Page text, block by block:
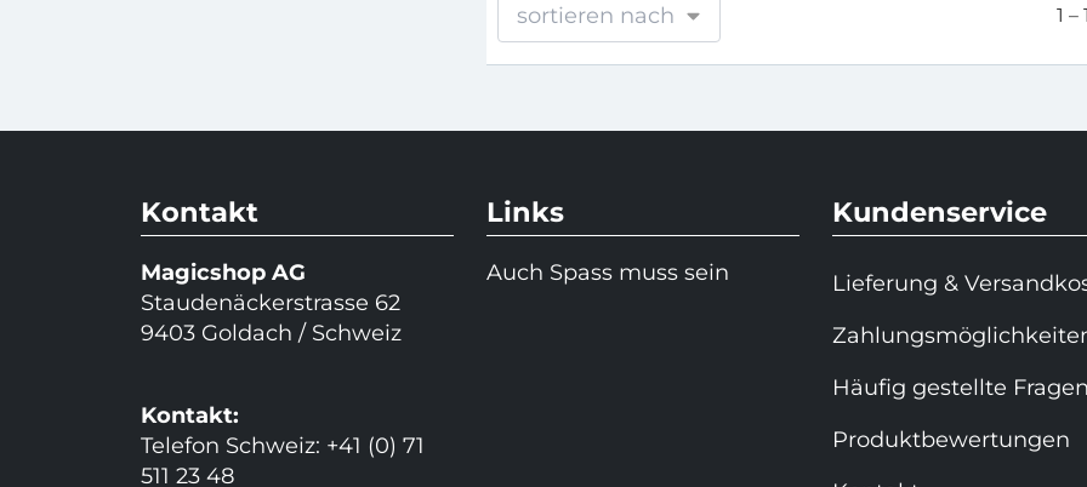
sortieren nach 1 –
Kontakt
Magicshop AG
Staudenäckerstrasse 62
9403 Goldach / Schweiz
Kontakt:
Telefon Schweiz: +41 (0) 71
511 23 48
Links
Auch Spass muss sein
Kundenservice
Lieferung &
Häufig gestellte Fragen
Produktbewertungen